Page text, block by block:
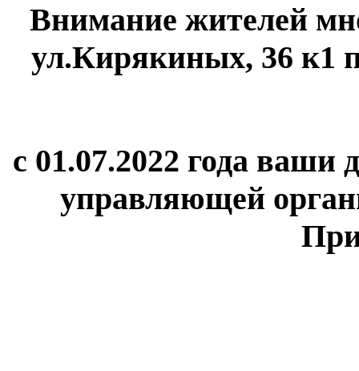
Внимание жителей
ул.Кирякиных, 36 к1
с 01.07.2022 года ваши
управляющей